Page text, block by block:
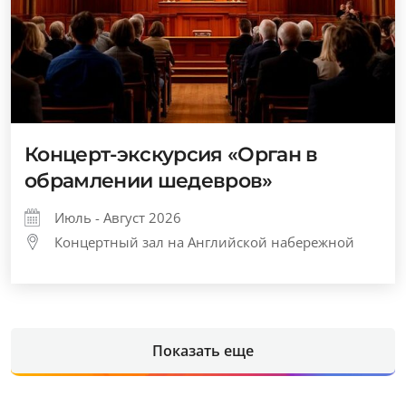
Концерт-экскурсия «Орган в
обрамлении шедевров»
Июль - Август 2026
Концертный зал на Английской набережной
Показать еще